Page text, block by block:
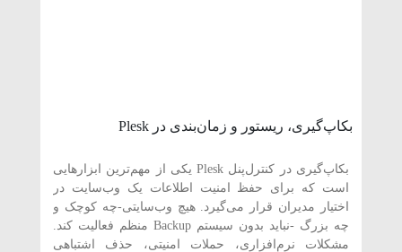
بکاپ‌گیری، ریستور و زمان‌بندی در Plesk
بکاپ‌گیری در کنترل‌پنل Plesk یکی از مهم‌ترین ابزارهایی
است که برای حفظ امنیت اطلاعات یک وب‌سایت در
اختیار مدیران قرار می‌گیرد. هیچ وب‌سایتی-چه کوچک و
چه بزرگ -نباید بدون سیستم Backup منظم فعالیت کند.
مشکلات نرم‌افزاری، حملات امنیتی، حذف اشتباهی